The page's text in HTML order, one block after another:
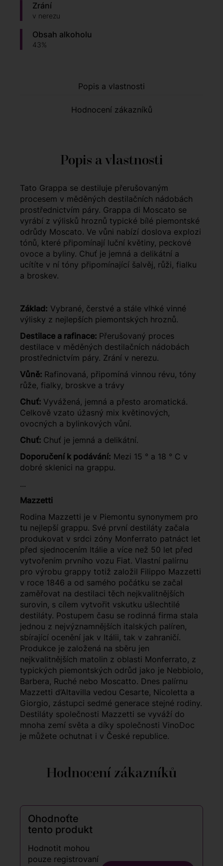
Zrání
v nerezu
Obsah alkoholu
43%
Popis a vlastnosti
Hodnocení zákazníků
Popis a vlastnosti
Tato Grappa se destiluje přerušovaným
procesem v měděných destilačních nádobách
prostřednictvím páry. Grappa di Moscato se
vyrábí z výlisků hroznů typické bílé piemontské
odrůdy Moscato. Ve vůni nabízí doslova explozi
tónů, které připomínají luční květiny, peckové
ovoce a byliny. Chuť je jemná a delikátní a
ucítíte v ní tóny připomínající šalvěj, růži, fialku
a broskev.
Základ: Vybrané, čerstvé a stále vlhké vinné
výlisky z nejlepších piemontských hroznů.
Destilace a rafinace: Přerušovaný proces
destilace v měděných destilačních nádobách
prostřednictvím páry. Zrání v nerezu.
Vůně: Rafinovaná, připomíná vinnou révu, tóny
růže, fialky, broskve a trávy
Chuť: Vyvážená, jemná a přesto aromatická.
Celkově vzato úžasný mix květinových,
ovocných a bylinkových vůní.
Chuť: Chuť je jemná a delikátní.
Doporučení k podávání: Mezi 15 ° a 18 ° C v
dobré sklenici na grappu.
...
Mazzetti
Rodina Mazzetti je v Piemontu synonymem pro
tu nejlepší grappu. Své první destiláty začala
produkovat v srdci zóny Monferrato patnáct let
před sjednocením Itálie a více než 50 let před
vytvořením prvního vozu Fiat. Vlastní palírnu
pro výrobu grappy totiž založil Filippo Mazzetti
v roce 1846 a od samého počátku se začal
zaměřovat na destilaci těch nejkvalitnějších
surovin, s cílem vytvořit vskutku ušlechtilé
destiláty. Postupem času se rodinná firma stala
jednou z nejvýznamnějších italských palíren,
sbírající ocenění jak v Itálii, tak v zahraničí.
Produkce je založená na sběru jen
nejkvalitnějších matolin z oblasti Monferrato, z
typických piemontských odrůd jako je Nebbiolo,
Barbera, Ruché nebo Moscatto. Dnes palírnu
Mazzetti d’Altavilla vedou Cesarte, Nicoletta a
Giorgio, zástupci sedmé generace stejné rodiny.
Destiláty společnosti Mazzetti se vyváží do
mnoha zemí světa a díky společnosti VinoDoc
je můžete ochutnat i v České republice.
Hodnocení zákazníků
Ohodnoťte
tento produkt
Hodnotit mohou
pouze registrovaní